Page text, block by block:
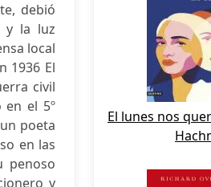
debió
y la luz
local
1936 El
civil
el 5º
poeta
en las
penoso
y
El lunes nos